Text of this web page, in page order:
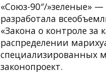
«Союз-90″/»зеленые»
разработала
«Закона о контроле
распределении
специализированных
законопроект.